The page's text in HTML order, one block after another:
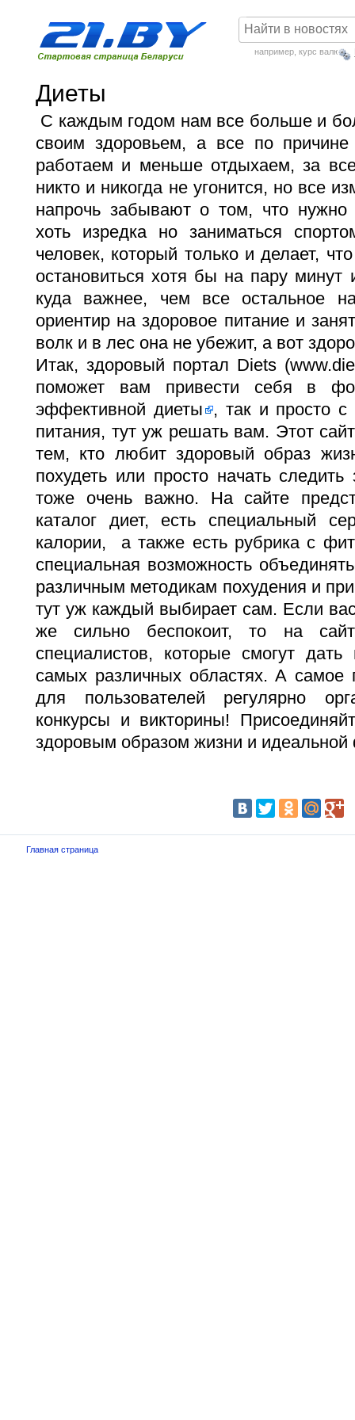
например, курс валют
Диеты
С каждым годом нам все больше и
своим здоровьем, а все по
работаем и меньше отдыхаем, за
никто и никогда не угонится, но все
напрочь забывают о том, что нужно
хоть изредка но заниматься
человек, который только и делает,
остановиться хотя бы на пару минут
куда важнее, чем все остальное
ориентир на здоровое питание и
волк и в лес она не убежит, а вот
Итак, здоровый портал Diets
поможет вам привести себя в
эффективной диеты , так и просто
питания, тут уж решать вам. Этот
тем, кто любит здоровый образ
похудеть или просто начать
тоже очень важно. На сайте
каталог диет, есть специальный
калории, а также есть рубрика с
специальная возможность
различным методикам похудения и
тут уж каждый выбирает сам. Если
же сильно беспокоит, то на
специалистов, которые смогут
самых различных областях. А самое
для пользователей регулярно
конкурсы и викторины!
здоровым образом жизни и
Главная страница